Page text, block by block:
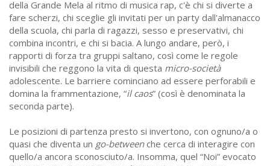
della Grande Mela al ritmo di musica rap, c'è chi si diverte a
fare scherzi, chi sceglie gli invitati per un party dall'almanacco
della scuola, chi parla di ragazzi, sesso e preservativi, chi
combina incontri, e chi si bacia. A lungo andare, però, i
rapporti di forza tra gruppi saltano, così come le regole
invisibili che reggono la vita di questa micro-società
adolescente. Le barriere cominciano ad essere perforabili e
domina la frammentazione, “il caos” (così è denominata la
seconda parte).
Le posizioni di partenza presto si invertono, con ognuno/a o
quasi che diventa un go-betweenche cerca di interagire con
quello/a ancora sconosciuto/a. Insomma, quel “Noi” evocato